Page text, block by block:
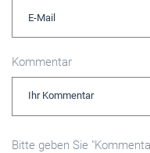
Kommentar
Bitte geben Sie